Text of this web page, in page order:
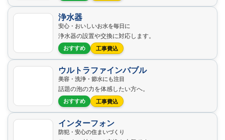
浄水器
安心・おいしいお水を毎日に
浄水器の設置や交換に対応します。
おすすめ 工事費込
ウルトラファインバブル
美容・洗浄・節水にも注目
話題の泡の力を体感したい方へ。
おすすめ 工事費込
インターフォン
防犯・安心の住まいづくり